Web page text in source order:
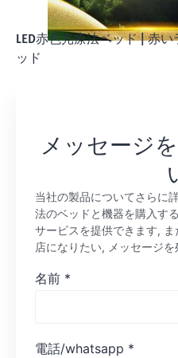
LED赤色光療法ベッド|赤い
ッド
メッセージ
当社の製品についてさらに
法のベッドと機器を購入す
サービスを提供できます,
店になりたい, メッセージ
名前 *
電話/whatsapp *